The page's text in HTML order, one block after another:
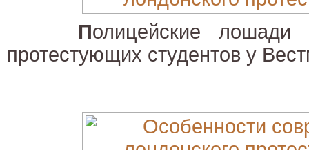
Полицейские
протестующих студентов у